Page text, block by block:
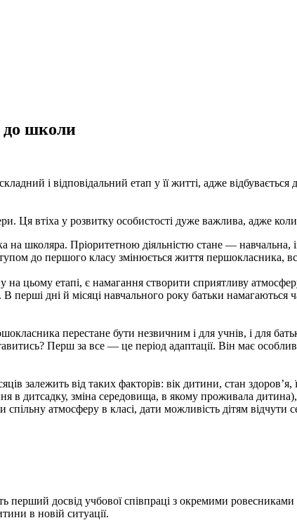
до школи
і відповідальний етап у її житті, адже відбувається
Ця втіха у розвитку особистості дуже важлива, адже коли
школяра. Пріоритетною діяльністю стане — навчальна,
до першого класу змінюється життя першокласника,
цьому етапі, є намагання створити сприятливу
В перші дні й місяці навчального року батьки
перестане бути незвичним і для учнів, і для
Перш за все — це період адаптації. Він має
залежить від таких факторів: вік дитини, стан
в дитсадку, зміна середовища, в якому проживала
атмосферу в класі, дати можливість дітям відчути
перший досвід учбової співпраці з окремими
в новій ситуації.